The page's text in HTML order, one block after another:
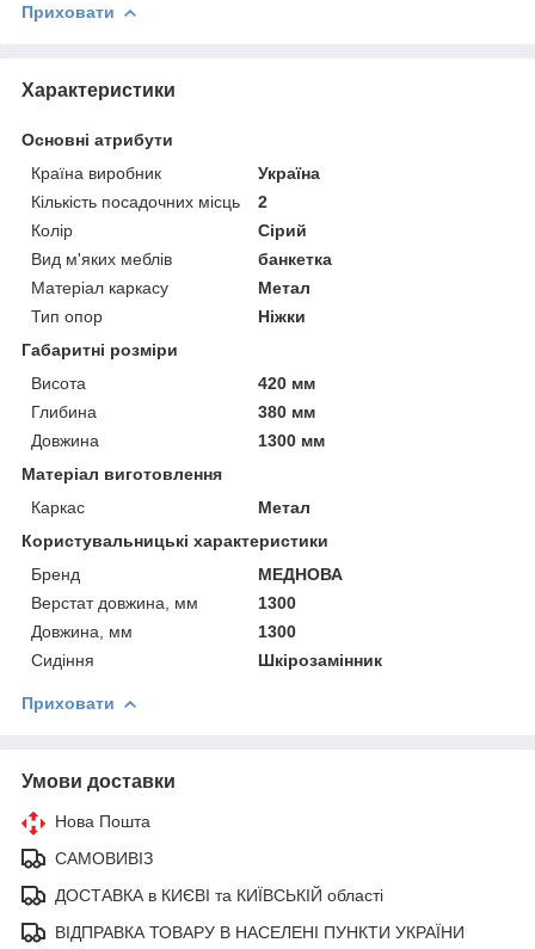
Приховати
Характеристики
Основні атрибути
Країна виробник
Україна
Кількість посадочних місць
2
Колір
Сірий
Вид м'яких меблів
банкетка
Матеріал каркасу
Метал
Тип опор
Ніжки
Габаритні розміри
Висота
420 мм
Глибина
380 мм
Довжина
1300 мм
Матеріал виготовлення
Каркас
Метал
Користувальницькі характеристики
Бренд
МЕДНОВА
Верстат довжина, мм
1300
Довжина, мм
1300
Сидіння
Шкірозамінник
Приховати
Умови доставки
Нова Пошта
САМОВИВІЗ
ДОСТАВКА в КИЄВІ та КИЇВСЬКІЙ області
ВІДПРАВКА ТОВАРУ В НАСЕЛЕНІ ПУНКТИ УКРАЇНИ